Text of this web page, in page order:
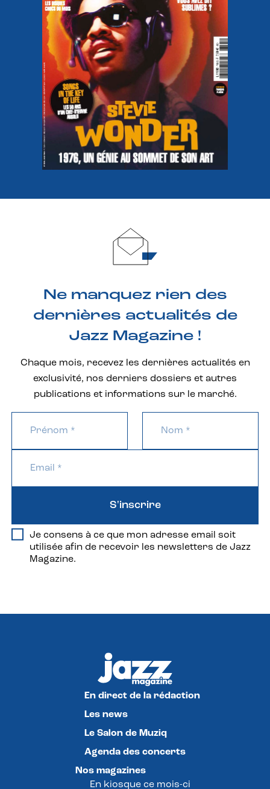
Ne manquez rien des
dernières actualités de
Jazz Magazine !
Chaque mois, recevez les dernières actualités en
exclusivité, nos derniers dossiers et autres
publications et informations sur le marché.
Je consens à ce que mon adresse email soit
utilisée afin de recevoir les newsletters de Jazz
Magazine.
S'inscrire
En direct de la rédaction
Les news
Le Salon de Muziq
Agenda des concerts
Nos magazines
En kiosque ce mois-ci